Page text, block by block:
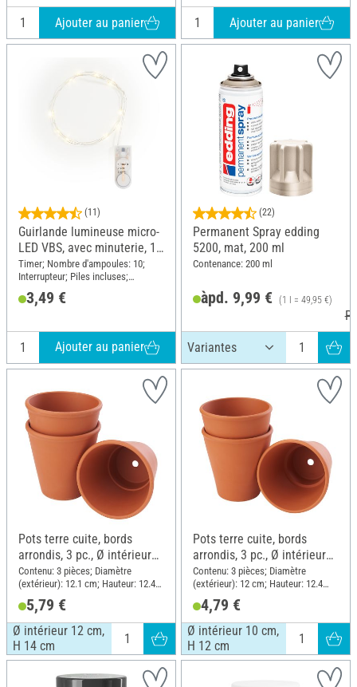
Ajouter au panier Ajouter au panier
(11)
Guirlande lumineuse micro-
LED VBS, avec minuterie, 10
LED
Timer; Nombre d'ampoules: 10;
Interrupteur; Piles incluses;
Plastique, Fil de cuivre
3,49 €
Ajouter au panier
(22)
Permanent Spray edding
5200, mat, 200 ml
Contenance: 200 ml
àpd. 9,99 € (1 l = 49,95 €)
Pots terre cuite, bords
arrondis, 3 pc., Ø intérieur
12 cm, H 14 cm
Contenu: 3 pièces; Diamètre
(extérieur): 12.1 cm; Hauteur: 12.4
5,79 €
Ø intérieur 12 cm,
H 14 cm
Pots terre cuite, bords
arrondis, 3 pc., Ø intérieur
10 cm, H 12 cm
Contenu: 3 pièces; Diamètre
(extérieur): 12 cm; Hauteur: 12.4
4,79 €
Ø intérieur 10 cm,
H 12 cm